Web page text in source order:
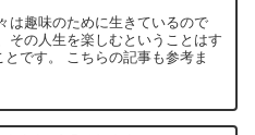
は趣味のために生きているので
その人生を楽しむということはす
です。 こちらの記事も参考ま